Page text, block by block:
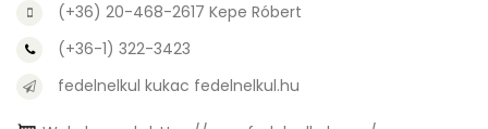
(+36) 20-468-2617 Kepe Róbert
(+36-1) 322-3423
fedelnelkul kukac fedelnelkul.hu